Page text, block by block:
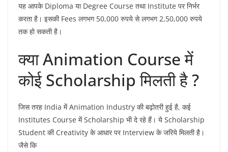
यह आपके Diploma या Degree Course तथा Institute पर निर्भर
करता है। इसकी Fees लगभग 50,000 रुपये से लगभग 2,50,000 रुपये
तक हो सकती है।
क्या Animation Course में
कोई Scholarship मिलती है ?
जिस तरह India में Animation Industry की बढ़ोतरी हुई है, कई
Institutes Course में Scholarship भी दे रहे हैं। ये Scholarship
Student की Creativity के आधार पर Interview के जरिये मिलती है।
जैसे कि